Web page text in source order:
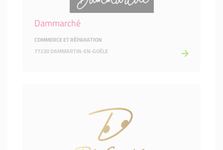
Dammarché
COMMERCE ET RÉPARATION
77230 DAMMARTIN-EN-GOËLE